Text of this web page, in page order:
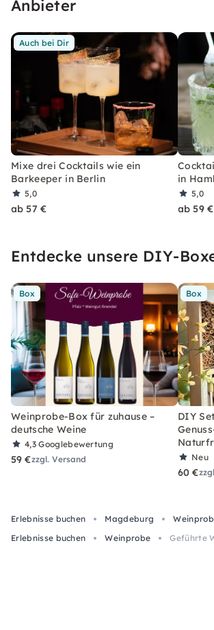
Anbieter
Auch bei Dir
Mixe drei Cocktails wie ein
Barkeeper in Berlin
5,0
ab 57 €
in
5,0
ab 59 €
Entdecke unsere DIY-
Box
Weinprobe-Box für zuhause –
deutsche Weine
4,3Googlebewertung
59 €zzgl. Versand
Box
DIY
Neu
60 €
Erlebnisse buchen Magdeburg
Erlebnisse buchen
Weinprobe Geführte